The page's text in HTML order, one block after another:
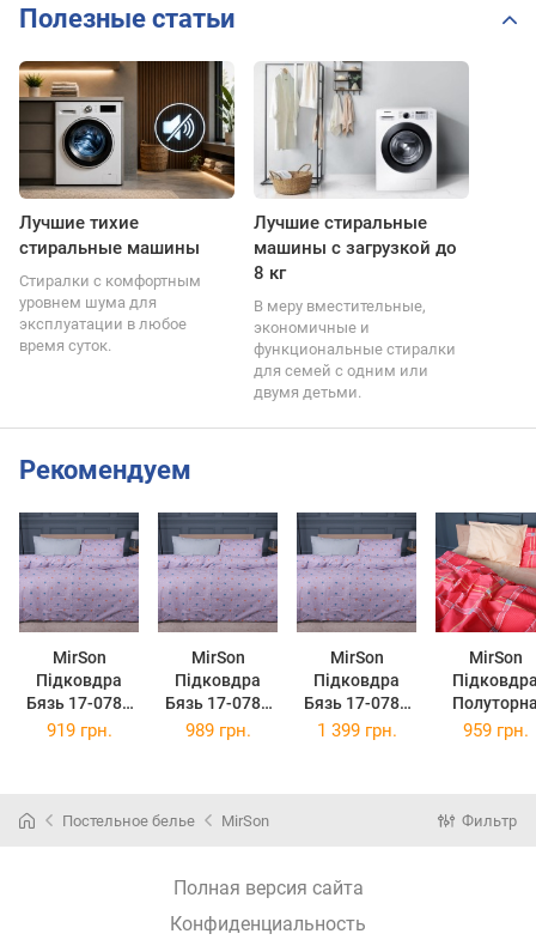
Полезные статьи
Лучшие тихие
стиральные машины
Стиралки с комфортным
уровнем шума для
эксплуатации в любое
время суток.
Лучшие стиральные
машины с загрузкой до
8 кг
В меру вместительные,
экономичные и
функциональные стиралки
для семей с одним или
двумя детьми.
Рекомендуем
MirSon
Підковдра
Бязь 17-0782
Pastel Love
MirSon
Підковдра
Бязь 17-0782
Pastel Love
MirSon
Підковдра
Бязь 17-0782
Pastel Love
MirSon
143х210 см
Ranforce
919 грн. 989 грн. 1 399 грн. 959 грн.
Постельное белье MirSon Фильтр
Полная версия сайта
Конфиденциальность